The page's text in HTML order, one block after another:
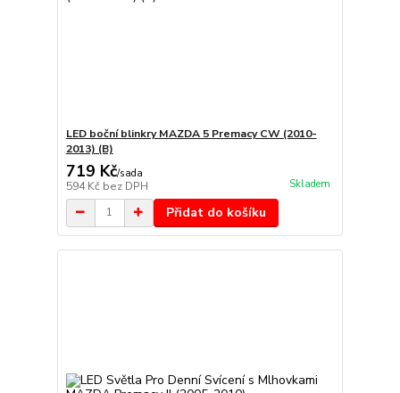
LED boční blinkry MAZDA 5 Premacy CW (2010-
2013) (B)
719 Kč/sada
594 Kč bez DPH Skladem
Přidat do košíku